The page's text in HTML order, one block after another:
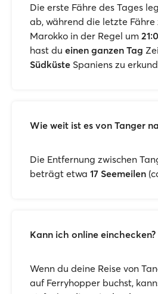
Die erste Fähre des Tages
ab, während die letzte Fähre
Marokko in der Regel um
hast du einen ganzen Tag
Südküste Spaniens zu
Wie weit ist es von Tanger
Die Entfernung zwischen
beträgt etwa 17 Seemeilen
Kann ich online einchecken?
Wenn du deine Reise von
auf Ferryhopper buchst,